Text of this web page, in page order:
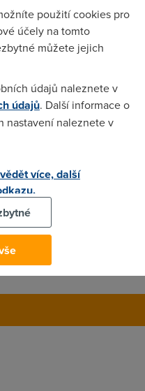
:) od 1.7 si s Eurotelem
podrazili
papirovou postu
HomeMINI pro
:)
;-)
dalsiho :D
použití cookies pro
účely na tomto
můžete jejich
údajů naleznete v
údajů. Další informace o
nastavení naleznete v
více, další